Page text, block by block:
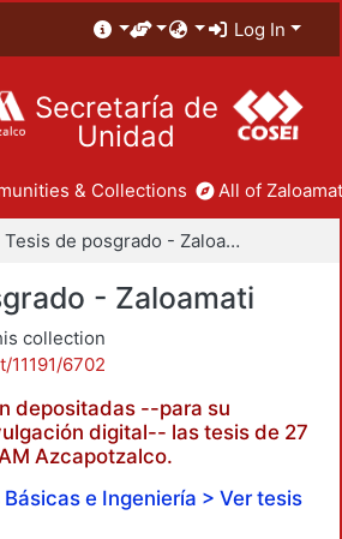
Log In
Secretaría de
Unidad
& Collections All of
Tesis de posgrado - Zaloamati
- Zaloamati
collection
6702
depositadas --para su
digital-- las tesis de 27
Azcapotzalco.
e Ingeniería > Ver tesis